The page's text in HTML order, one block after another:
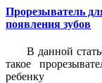
Прорезыватель
появления зубов
В данной
такое
ребенку